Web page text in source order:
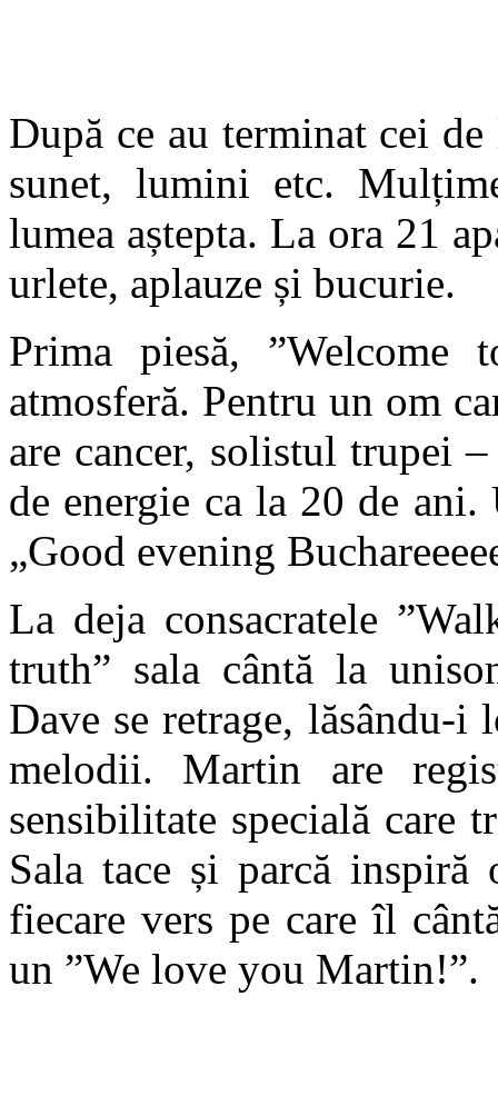
După ce au terminat cei
sunet, lumini etc.
lumea aștepta. La ora 21
urlete, aplauze și bucurie.
Prima piesă,
atmosferă. Pentru un om
are cancer, solistul trupei
de energie ca la 20 de ani.
„Good evening
La deja consacratele
truth” sala cântă la
Dave se retrage, lăsându-
melodii. Martin are
sensibilitate specială care
Sala tace și parcă
fiecare vers pe care îl
un ”We love you Martin!”.